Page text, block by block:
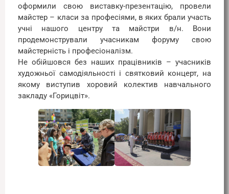
оформили свою виставку-презентацію, провели
майстер – класи за професіями, в яких брали участь
учні нашого центру та майстри в/н. Вони
продемонстрували учасникам форуму свою
майстерність і професіоналізм.
Не обійшовся без наших працівників – учасників
художньої самодіяльності і святковий концерт, на
якому виступив хоровий колектив навчального
закладу «Горицвіт».